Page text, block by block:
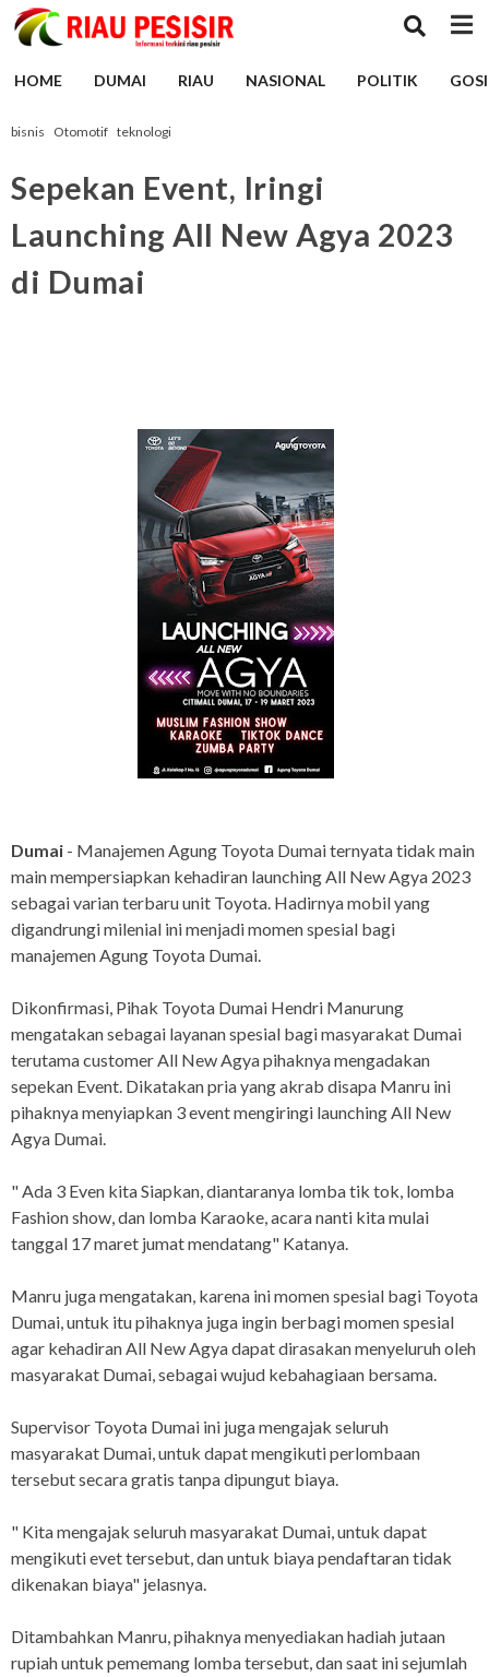
HOME DUMAI RIAU NASIONAL POLITIK
bisnis Otomotif teknologi
Sepekan Event, Iringi
Launching All New Agya 2023
di Dumai
Dumai - Manajemen Agung Toyota Dumai ternyata tidak main
main mempersiapkan kehadiran launching All New Agya 2023
sebagai varian terbaru unit Toyota. Hadirnya mobil yang
digandrungi milenial ini menjadi momen spesial bagi
manajemen Agung Toyota Dumai.
Dikonfirmasi, Pihak Toyota Dumai Hendri Manurung
mengatakan sebagai layanan spesial bagi masyarakat Dumai
terutama customer All New Agya pihaknya mengadakan
sepekan Event. Dikatakan pria yang akrab disapa Manru ini
pihaknya menyiapkan 3 event mengiringi launching All New
Agya Dumai.
" Ada 3 Even kita Siapkan, diantaranya lomba tik tok, lomba
Fashion show, dan lomba Karaoke, acara nanti kita mulai
tanggal 17 maret jumat mendatang" Katanya.
Manru juga mengatakan, karena ini momen spesial bagi Toyota
Dumai, untuk itu pihaknya juga ingin berbagi momen spesial
agar kehadiran All New Agya dapat dirasakan menyeluruh oleh
masyarakat Dumai, sebagai wujud kebahagiaan bersama.
Supervisor Toyota Dumai ini juga mengajak seluruh
masyarakat Dumai, untuk dapat mengikuti perlombaan
tersebut secara gratis tanpa dipungut biaya.
" Kita mengajak seluruh masyarakat Dumai, untuk dapat
mengikuti evet tersebut, dan untuk biaya pendaftaran tidak
dikenakan biaya" jelasnya.
Ditambahkan Manru, pihaknya menyediakan hadiah jutaan
rupiah untuk pememang lomba tersebut, dan saat ini sejumlah